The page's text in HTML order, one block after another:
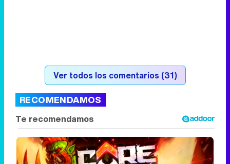
Ver todos los comentarios (31)
RECOMENDAMOS